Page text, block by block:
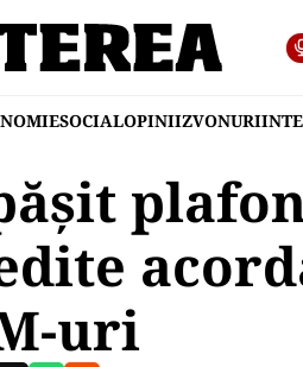
SOCIALOPINIIZVONURI
uri